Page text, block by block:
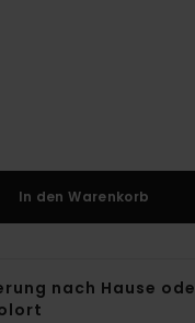
In den Warenkorb
nach Hause